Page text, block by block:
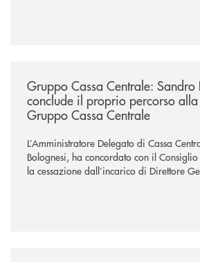
Gruppo Cassa Centrale: Sandro
conclude il proprio percorso
Gruppo Cassa Centrale
L’Amministratore Delegato di Cassa
Bolognesi, ha concordato con il
la cessazione dall’incarico di Direttore
Il Gruppo, sotto la guida